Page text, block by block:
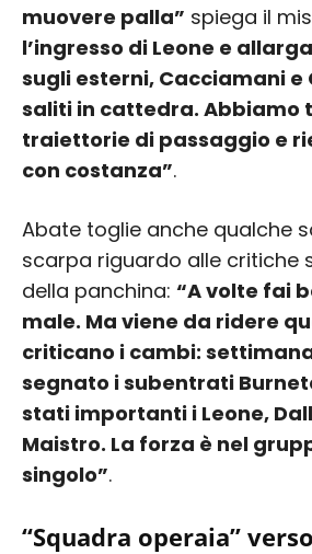
muovere palla” spiega il
l’ingresso di Leone e
sugli esterni, Cacciamani e
saliti in cattedra. Abbiamo
traiettorie di passaggio e
con costanza”.
Abate toglie anche qualche
scarpa riguardo alle critiche
della panchina: “A volte fai
male. Ma viene da ridere
criticano i cambi:
segnato i subentrati
stati importanti i Leone,
Maistro. La forza è nel
singolo”.
“Squadra operaia”